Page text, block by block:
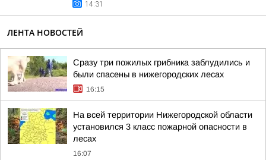
14:31
ЛЕНТА НОВОСТЕЙ
Сразу три пожилых грибника заблудились и
были спасены в нижегородских лесах
16:15
На всей территории Нижегородской области
установился 3 класс пожарной опасности в
лесах
16:07